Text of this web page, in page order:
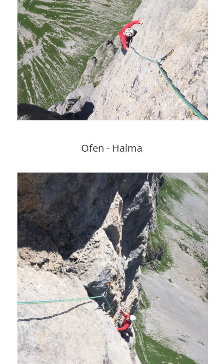
Ofen - Halma